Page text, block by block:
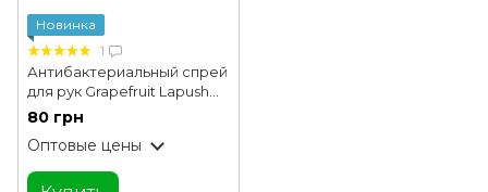
Новинка
1
Антибактериальный спрей
для рук Grapefruit Lapush
30 мл
80 грн
Оптовые цены